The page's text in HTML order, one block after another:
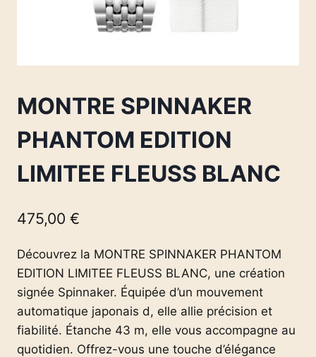
MONTRE SPINNAKER
PHANTOM EDITION
LIMITEE FLEUSS BLANC
475,00 €
Découvrez la MONTRE SPINNAKER PHANTOM
EDITION LIMITEE FLEUSS BLANC, une création
signée Spinnaker. Équipée d’un mouvement
automatique japonais d, elle allie précision et
fiabilité. Étanche 43 m, elle vous accompagne au
quotidien. Offrez-vous une touche d’élégance